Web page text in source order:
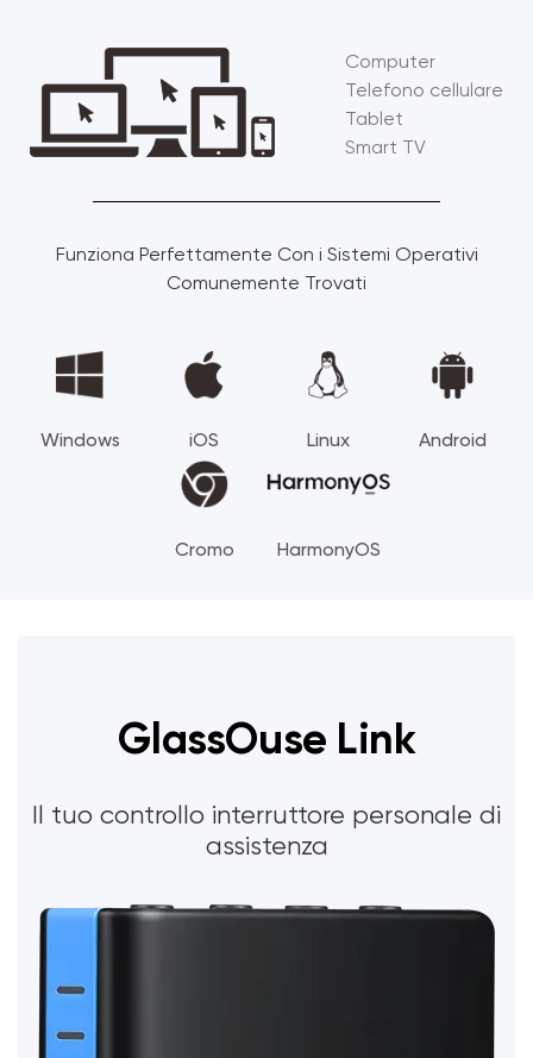
Computer
Telefono cellulare
Tablet
Smart TV
Funziona Perfettamente Con i Sistemi Operativi
Comunemente Trovati
Windows iOS Linux Android
Cromo HarmonyOS
GlassOuse Link
Il tuo controllo interruttore personale di
assistenza